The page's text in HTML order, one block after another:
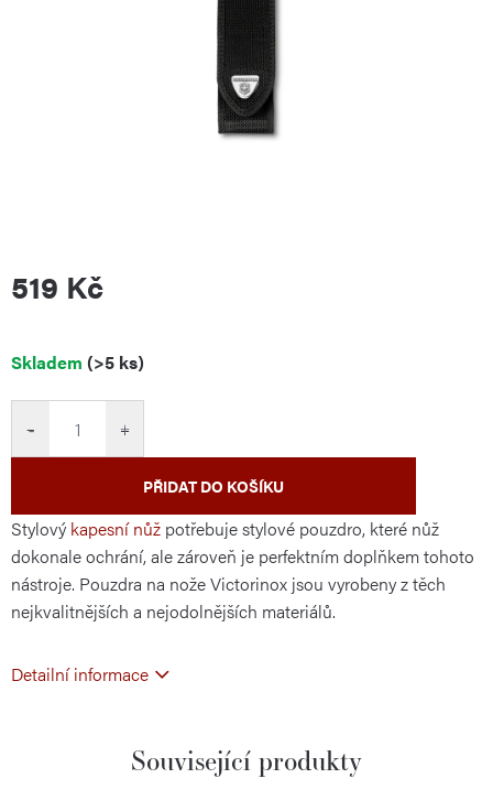
519 Kč
Měrná
Skladem (>5 ks)
+
−
PŘIDAT DO KOŠÍKU
Stylový kapesní nůž potřebuje stylové pouzdro, které nůž
dokonale ochrání, ale zároveň je perfektním doplňkem tohoto
nástroje. Pouzdra na nože Victorinox jsou vyrobeny z těch
nejkvalitnějších a nejodolnějších materiálů.
Detailní informace
Související produkty